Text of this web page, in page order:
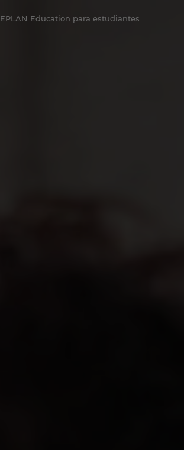
EPLAN Education para estudiantes